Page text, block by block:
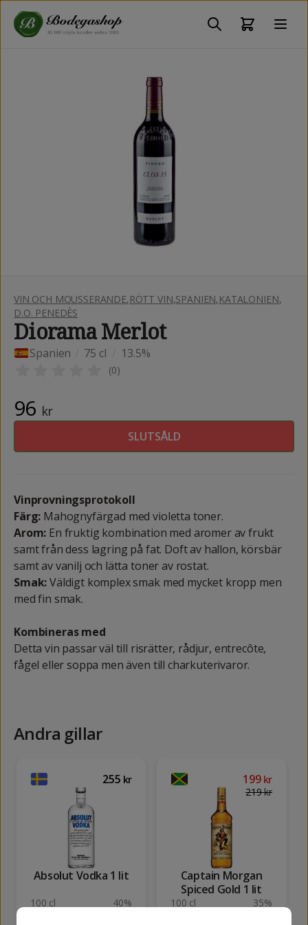
VIN OCH MOUSSERANDE,RÖTT VIN,SPANIEN,KATALONIEN,
D.O. PENEDÈS
Diorama Merlot
Spanien 75 cl 13.5%
(0)
96 kr
SLUTSÅLD
Vinprovningsprotokoll
Färg: Mahognyfärgad med violetta toner.
Arom: En fruktig kombination med aromer av frukt
samt från dess lagring på fat. Doft av hallon, körsbär
samt av vanilj och lätta toner av rostat.
Smak:Väldigt komplex smak med mycket kropp men
med fin smak.
Kombineras med
Detta vin passar väl till risrätter, rådjur, entrecôte,
fågel eller soppa men även till charkuterivaror.
Andra gillar
255 kr
Absolut Vodka 1 lit
100 cl 40%
199 kr
219kr
Captain Morgan
Spiced Gold 1 lit
100 cl 35%